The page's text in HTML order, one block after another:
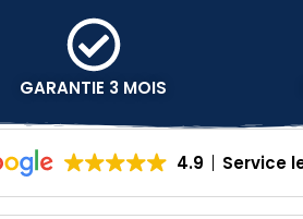
GARANTIE 3 MOIS
4.9 Service